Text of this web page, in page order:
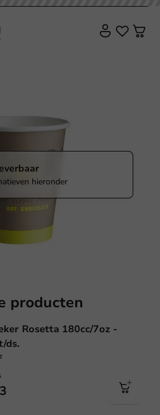
hieronder
producten
Rosetta 180cc/7oz -
ds.